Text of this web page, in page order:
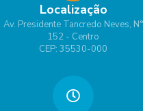
Localização
Av. Presidente Tancredo Neves, N°
152 - Centro
CEP: 35530-000